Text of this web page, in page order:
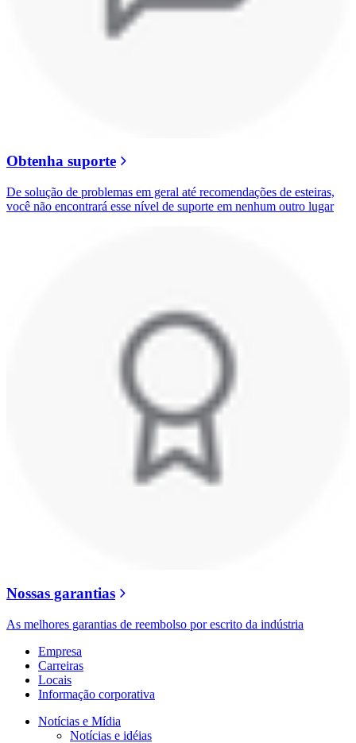
Obtenha suporte
De solução de problemas em geral até recomendações de esteiras,
você não encontrará esse nível de suporte em nenhum outro lugar
Nossas garantias
As melhores garantias de reembolso por escrito da indústria
Empresa
Carreiras
Locais
Informação corporativa
Notícias e Mídia
Notícias e idéias